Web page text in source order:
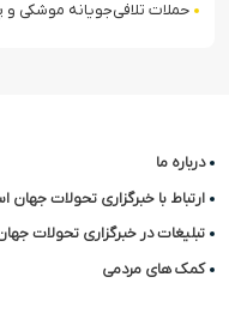
حملات تلافی‌جویانه موشکی و
درباره ما
ارتباط با خبرگزاری تحولات جهان
تبلیغات در خبرگزاری تحولات
کمک های مردمی